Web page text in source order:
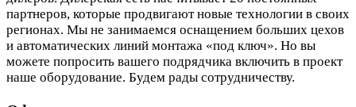
партнеров, которые продвигают новые технологии в своих
регионах. Мы не занимаемся оснащением больших цехов
и автоматических линий монтажа «под ключ». Но вы
можете попросить вашего подрядчика включить в проект
наше оборудование. Будем рады сотрудничеству.